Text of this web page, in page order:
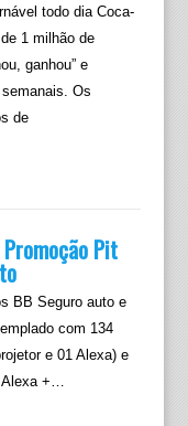
todo dia Coca-
1 milhão de
ganhou” e
Os
de
Pit
BB Seguro auto e
com 134
e 01 Alexa) e
Alexa +…